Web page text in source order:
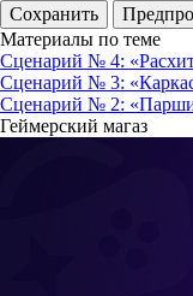
Материалы по теме
Сценарий № 4:
Сценарий № 3:
Сценарий № 2:
Геймерский магаз